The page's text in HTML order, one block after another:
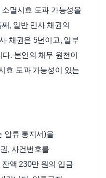
멸시효 도과 가능성을
, 일반 민사 채권의
채권은 5년이고, 일부
. 본인의 채무 원천이
효 도과 가능성이 있는
압류 통지서)을
, 사건번호를
액 230만 원의 입금